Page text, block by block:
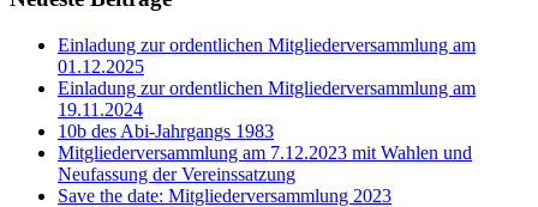
Einladung zur ordentlichen Mitgliederversammlung am
01.12.2025
Einladung zur ordentlichen Mitgliederversammlung am
19.11.2024
10b des Abi-Jahrgangs 1983
Mitgliederversammlung am 7.12.2023 mit Wahlen und
Neufassung der Vereinssatzung
Save the date: Mitgliederversammlung 2023